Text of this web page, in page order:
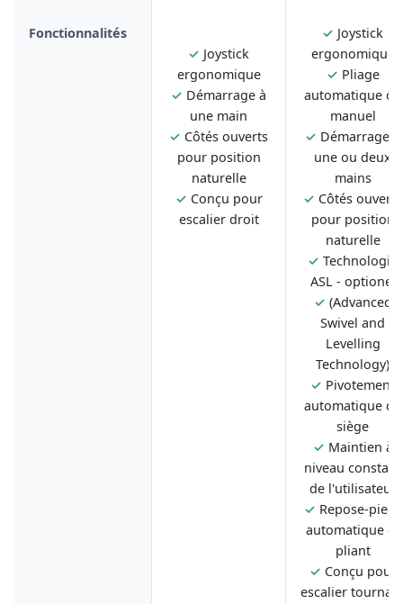
Fonctionnalités
✓ Joystick
ergonomique
✓ Démarrage à
une main
✓ Côtés ouverts
pour position
naturelle
✓ Conçu pour
escalier droit
✓ Joystick
ergonomique
✓ Pliage
automatique ou
manuel
✓ Démarrage à
une ou deux
mains
✓ Côtés ouverts
pour position
naturelle
✓ Technologie
ASL - optionel
✓ (Advanced
Swivel and
Levelling
Technology)
✓ Pivotement
automatique du
siège
✓ Maintien à
niveau constant
de l'utilisateur
✓ Repose-pieds
automatique et
pliant
✓ Conçu pour
escalier